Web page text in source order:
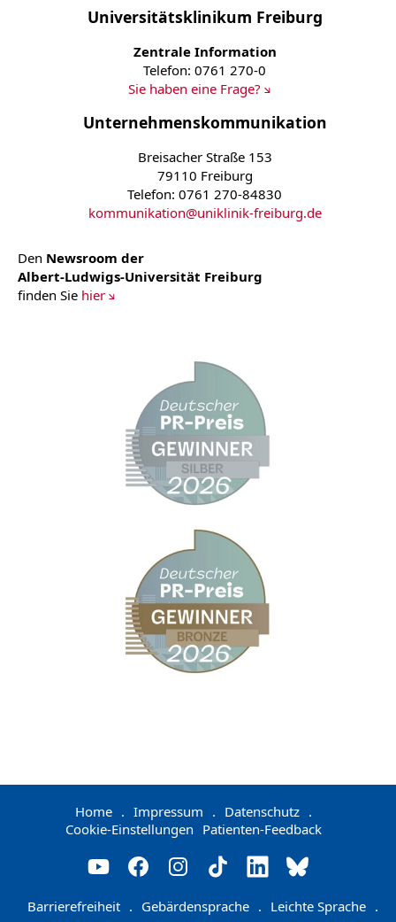
Universitätsklinikum Freiburg
Zentrale Information
Telefon: 0761 270-0
Sie haben eine Frage?
Unternehmenskommunikation
Breisacher Straße 153
79110 Freiburg
Telefon: 0761 270-84830
kommunikation@uniklinik-freiburg.de
Den Newsroom der
Albert-Ludwigs-Universität Freiburg
finden Sie hier
Home . Impressum . Datenschutz .
Cookie-Einstellungen Patienten-Feedback
Barrierefreiheit . Gebärdensprache . Leichte Sprache .